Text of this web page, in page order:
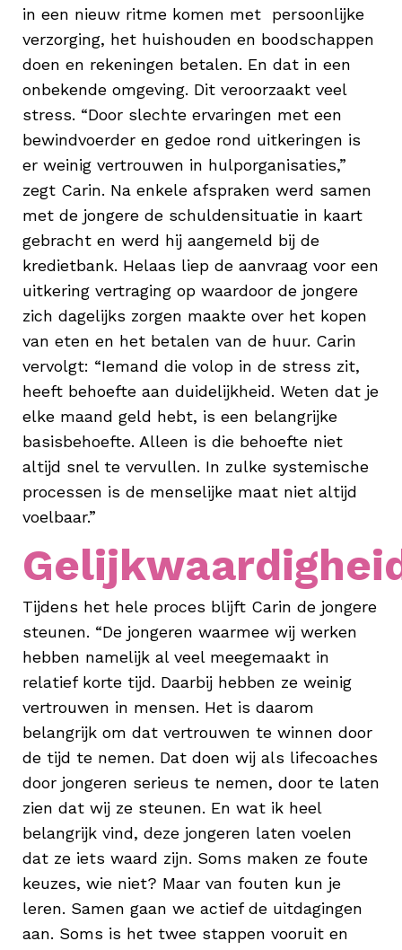
in een nieuw ritme komen met persoonlijke
verzorging, het huishouden en boodschappen
doen en rekeningen betalen. En dat in een
onbekende omgeving. Dit veroorzaakt veel
stress. “Door slechte ervaringen met een
bewindvoerder en gedoe rond uitkeringen is
er weinig vertrouwen in hulporganisaties,”
zegt Carin. Na enkele afspraken werd samen
met de jongere de schuldensituatie in kaart
gebracht en werd hij aangemeld bij de
kredietbank. Helaas liep de aanvraag voor een
uitkering vertraging op waardoor de jongere
zich dagelijks zorgen maakte over het kopen
van eten en het betalen van de huur. Carin
vervolgt: “Iemand die volop in de stress zit,
heeft behoefte aan duidelijkheid. Weten dat je
elke maand geld hebt, is een belangrijke
basisbehoefte. Alleen is die behoefte niet
altijd snel te vervullen. In zulke systemische
processen is de menselijke maat niet altijd
voelbaar.”
Tijdens het hele proces blijft Carin de jongere
steunen. “De jongeren waarmee wij werken
hebben namelijk al veel meegemaakt in
relatief korte tijd. Daarbij hebben ze weinig
vertrouwen in mensen. Het is daarom
belangrijk om dat vertrouwen te winnen door
de tijd te nemen. Dat doen wij als lifecoaches
door jongeren serieus te nemen, door te laten
zien dat wij ze steunen. En wat ik heel
belangrijk vind, deze jongeren laten voelen
dat ze iets waard zijn. Soms maken ze foute
keuzes, wie niet? Maar van fouten kun je
leren. Samen gaan we actief de uitdagingen
aan. Soms is het twee stappen vooruit en